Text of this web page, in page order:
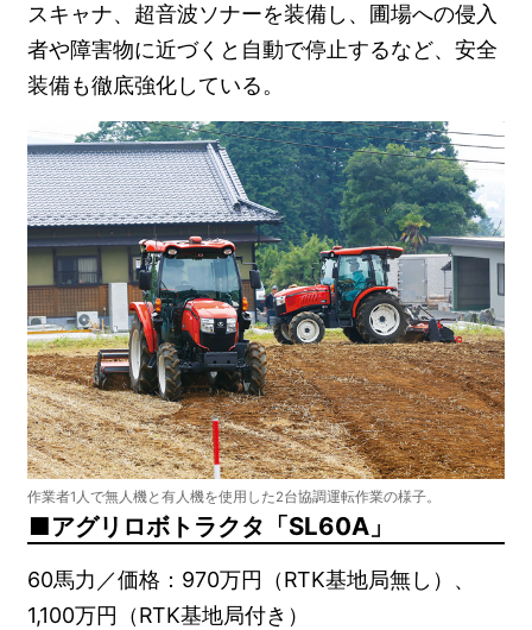
スキャナ、超音波ソナーを装備し、圃場への侵入
者や障害物に近づくと自動で停止するなど、安全
装備も徹底強化している。
作業者1人で無人機と有人機を使用した2台協調運転作業の様子。
アグリロボトラクタ「SL60A」
60馬力／価格：970万円（RTK基地局無し）、
1,100万円（RTK基地局付き）